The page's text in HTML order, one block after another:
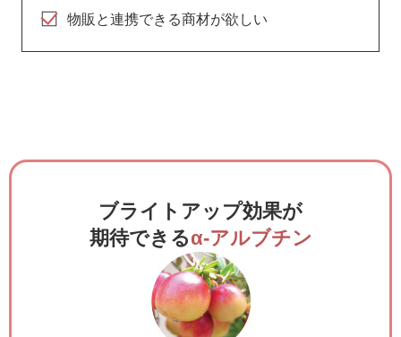
物販と連携できる商材が欲しい
ブライトアップ効果が
期待できるα-アルブチン